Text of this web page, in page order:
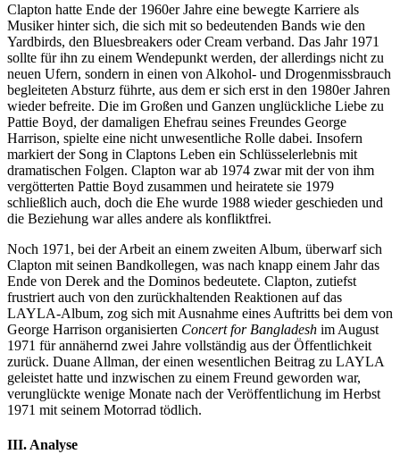
Clapton hatte Ende der 1960er Jahre eine bewegte Karriere als
Musiker hinter sich, die sich mit so bedeutenden Bands wie den
Yardbirds, den Bluesbreakers oder Cream verband. Das Jahr 1971
sollte für ihn zu einem Wendepunkt werden, der allerdings nicht zu
neuen Ufern, sondern in einen von Alkohol- und Drogenmissbrauch
begleiteten Absturz führte, aus dem er sich erst in den 1980er Jahren
wieder befreite. Die im Großen und Ganzen unglückliche Liebe zu
Pattie Boyd, der damaligen Ehefrau seines Freundes George
Harrison, spielte eine nicht unwesentliche Rolle dabei. Insofern
markiert der Song in Claptons Leben ein Schlüsselerlebnis mit
dramatischen Folgen. Clapton war ab 1974 zwar mit der von ihm
vergötterten Pattie Boyd zusammen und heiratete sie 1979
schließlich auch, doch die Ehe wurde 1988 wieder geschieden und
die Beziehung war alles andere als konfliktfrei.
Noch 1971, bei der Arbeit an einem zweiten Album, überwarf sich
Clapton mit seinen Bandkollegen, was nach knapp einem Jahr das
Ende von Derek and the Dominos bedeutete. Clapton, zutiefst
frustriert auch von den zurückhaltenden Reaktionen auf das
LAYLA-Album, zog sich mit Ausnahme eines Auftritts bei dem von
George Harrison organisierten Concert for Bangladesh im August
1971 für annähernd zwei Jahre vollständig aus der Öffentlichkeit
zurück. Duane Allman, der einen wesentlichen Beitrag zu LAYLA
geleistet hatte und inzwischen zu einem Freund geworden war,
verunglückte wenige Monate nach der Veröffentlichung im Herbst
1971 mit seinem Motorrad tödlich.
III. Analyse